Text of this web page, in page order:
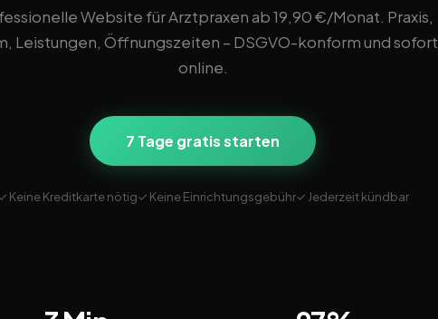
Website für Arztpraxen ab 19,90 €/Monat. Praxis,
Leistungen, Öffnungszeiten – DSGVO-konform und sofort
online.
7 Tage gratis starten
Keine Kreditkarte nötig✓ Keine Einrichtungsgebühr✓ Jederzeit kündbar